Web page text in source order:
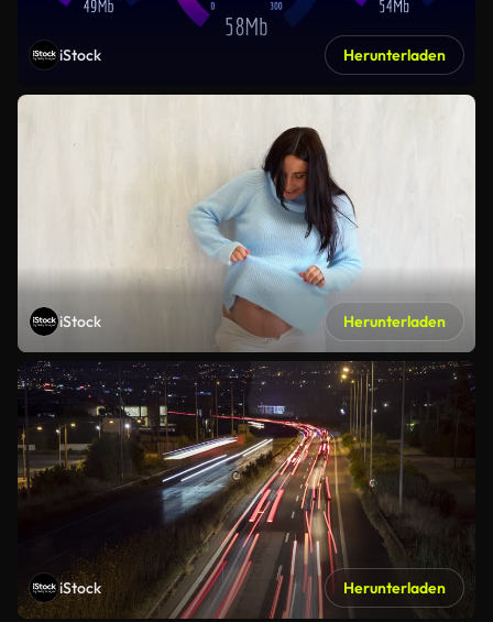
iStock Herunterladen
iStock Herunterladen
iStock Herunterladen